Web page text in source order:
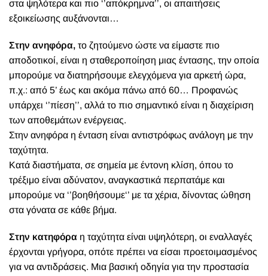
στα ψηλότερα και πιο ‘’απόκρημνα’’, οι απαιτήσεις
εξοικείωσης αυξάνονται…
Στην ανηφόρα, το ζητούμενο ώστε να είμαστε πιο
αποδοτικοί, είναι η σταθεροποίηση μιας έντασης, την οποία
μπορούμε να διατηρήσουμε ελεγχόμενα για αρκετή ώρα,
π.χ.: από 5’ έως και ακόμα πάνω από 60… Προφανώς
υπάρχει ‘’πίεση’’, αλλά το πιο σημαντικό είναι η διαχείριση
των αποθεμάτων ενέργειας.
Στην ανηφόρα η ένταση είναι αντιστρόφως ανάλογη με την
ταχύτητα.
Κατά διαστήματα, σε σημεία με έντονη κλίση, όπου το
τρέξιμο είναι αδύνατον, αναγκαστικά περπατάμε και
μπορούμε να ‘’βοηθήσουμε‘’ με τα χέρια, δίνοντας ώθηση
στα γόνατα σε κάθε βήμα.
Στην κατηφόρα η ταχύτητα είναι υψηλότερη, οι εναλλαγές
έρχονται γρήγορα, οπότε πρέπει να είσαι προετοιμασμένος
για να αντιδράσεις. Μια βασική οδηγία για την προστασία